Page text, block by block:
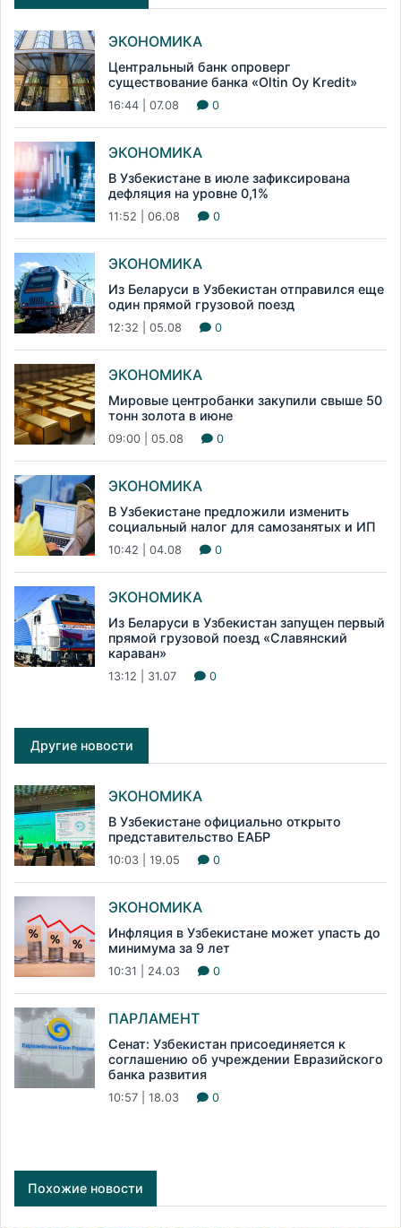
ЭКОНОМИКА
Центральный банк опроверг
существование банка «Oltin Oy Kredit»
16:44 | 07.08 0
ЭКОНОМИКА
В Узбекистане в июле зафиксирована
дефляция на уровне 0,1%
11:52 | 06.08 0
ЭКОНОМИКА
Из Беларуси в Узбекистан отправился еще
один прямой грузовой поезд
12:32 | 05.08 0
ЭКОНОМИКА
Мировые центробанки закупили свыше 50
тонн золота в июне
09:00 | 05.08 0
ЭКОНОМИКА
В Узбекистане предложили изменить
социальный налог для самозанятых и ИП
10:42 | 04.08 0
ЭКОНОМИКА
Из Беларуси в Узбекистан запущен первый
прямой грузовой поезд «Славянский
караван»
13:12 | 31.07 0
Другие новости
ЭКОНОМИКА
В Узбекистане официально открыто
представительство ЕАБР
10:03 | 19.05 0
ЭКОНОМИКА
Инфляция в Узбекистане может упасть до
минимума за 9 лет
10:31 | 24.03 0
ПАРЛАМЕНТ
Сенат: Узбекистан присоединяется к
соглашению об учреждении Евразийского
банка развития
10:57 | 18.03 0
Похожие новости